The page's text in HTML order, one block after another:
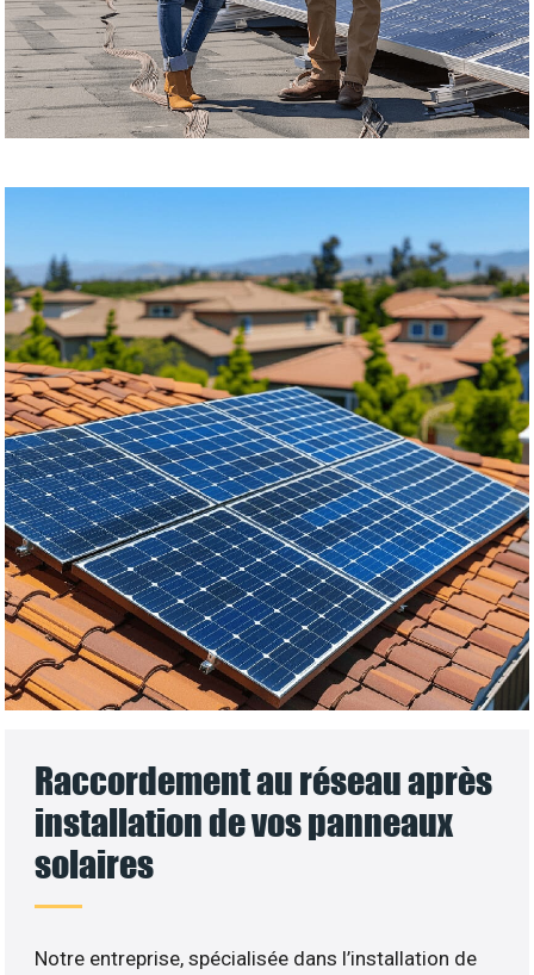
Raccordement au réseau après
installation de vos panneaux
solaires
Notre entreprise, spécialisée dans l’installation de